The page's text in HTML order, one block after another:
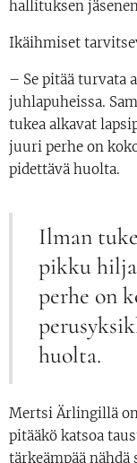
hallituksen
Ikäihmiset
– Se pitää turvata
juhlapuheissa.
tukea alkavat
juuri perhe on
pidettävä huolta.
Ilman
pikku
perhe on
huolta.
Mertsi Ärlingillä
pitääkö katsoa
tärkeämpää